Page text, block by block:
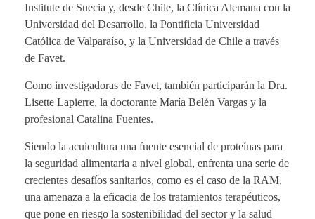
Institute de Suecia y, desde Chile, la Clínica Alemana con la
Universidad del Desarrollo, la Pontificia Universidad
Católica de Valparaíso, y la Universidad de Chile a través
de Favet.
Como investigadoras de Favet, también participarán la Dra.
Lisette Lapierre, la doctorante María Belén Vargas y la
profesional Catalina Fuentes.
Siendo la acuicultura una fuente esencial de proteínas para
la seguridad alimentaria a nivel global, enfrenta una serie de
crecientes desafíos sanitarios, como es el caso de la RAM,
una amenaza a la eficacia de los tratamientos terapéuticos,
que pone en riesgo la sostenibilidad del sector y la salud